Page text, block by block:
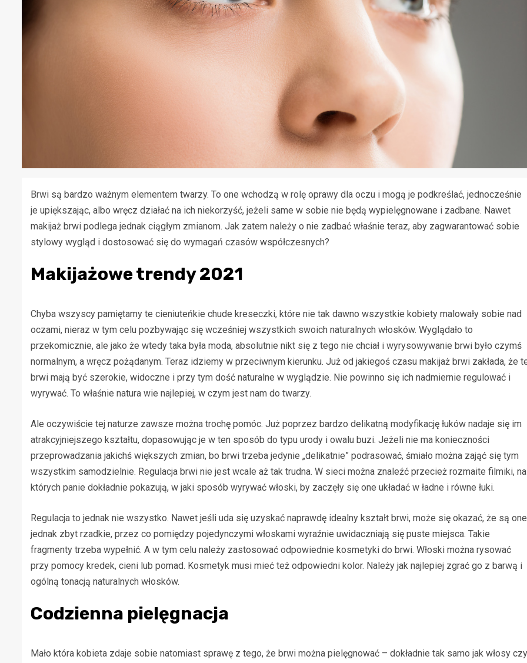
Brwi są bardzo ważnym elementem twarzy. To one wchodzą w rolę oprawy dla oczu i mogą je podkreślać, jednocześnie
je upiększając, albo wręcz działać na ich niekorzyść, jeżeli same w sobie nie będą wypielęgnowane i zadbane. Nawet
makijaż brwi podlega jednak ciągłym zmianom. Jak zatem należy o nie zadbać właśnie teraz, aby zagwarantować sobie
stylowy wygląd i dostosować się do wymagań czasów współczesnych?
Makijażowe trendy 2021
Chyba wszyscy pamiętamy te cieniuteńkie chude kreseczki, które nie tak dawno wszystkie kobiety malowały sobie nad
oczami, nieraz w tym celu pozbywając się wcześniej wszystkich swoich naturalnych włosków. Wyglądało to
przekomicznie, ale jako że wtedy taka była moda, absolutnie nikt się z tego nie chciał i wyrysowywanie brwi było czymś
normalnym, a wręcz pożądanym. Teraz idziemy w przeciwnym kierunku. Już od jakiegoś czasu makijaż brwi zakłada, że
brwi mają być szerokie, widoczne i przy tym dość naturalne w wyglądzie. Nie powinno się ich nadmiernie regulować i
wyrywać. To właśnie natura wie najlepiej, w czym jest nam do twarzy.
Ale oczywiście tej naturze zawsze można trochę pomóc. Już poprzez bardzo delikatną modyfikację łuków nadaje się im
atrakcyjniejszego kształtu, dopasowując je w ten sposób do typu urody i owalu buzi. Jeżeli nie ma konieczności
przeprowadzania jakichś większych zmian, bo brwi trzeba jedynie „delikatnie” podrasować, śmiało można zająć się tym
wszystkim samodzielnie. Regulacja brwi nie jest wcale aż tak trudna. W sieci można znaleźć przecież rozmaite filmiki, na
których panie dokładnie pokazują, w jaki sposób wyrywać włoski, by zaczęły się one układać w ładne i równe łuki.
Regulacja to jednak nie wszystko. Nawet jeśli uda się uzyskać naprawdę idealny kształt brwi, może się okazać, że są one
jednak zbyt rzadkie, przez co pomiędzy pojedynczymi włoskami wyraźnie uwidaczniają się puste miejsca. Takie
fragmenty trzeba wypełnić. A w tym celu należy zastosować odpowiednie kosmetyki do brwi. Włoski można rysować
przy pomocy kredek, cieni lub pomad. Kosmetyk musi mieć też odpowiedni kolor. Należy jak najlepiej zgrać go z barwą i
ogólną tonacją naturalnych włosków.
Codzienna pielęgnacja
Mało która kobieta zdaje sobie natomiast sprawę z tego, że brwi można pielęgnować – dokładnie tak samo jak włosy czy